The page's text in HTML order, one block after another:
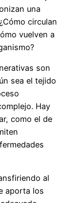
una
circulan
vuelven a
son
sea el tejido
Hay
como el de
al
aporta los